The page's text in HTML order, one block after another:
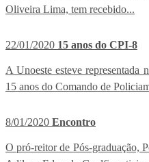
Oliveira Lima, tem recebido...
22/01/2020 15 anos do CPI-8
A Unoeste esteve representada
15 anos do Comando de
8/01/2020 Encontro
O pró-reitor de Pós-graduação,